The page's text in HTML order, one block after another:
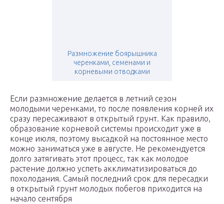
Размножение боярышника
черенками, семенами и
корневыми отводками
Если размножение делается в летний сезон
молодыми черенками, то после появления корней их
сразу пересаживают в открытый грунт. Как правило,
образование корневой системы происходит уже в
конце июля, поэтому высадкой на постоянное место
можно заниматься уже в августе. Не рекомендуется
долго затягивать этот процесс, так как молодое
растение должно успеть акклиматизироваться до
похолодания. Самый последний срок для пересадки
в открытый грунт молодых побегов приходится на
начало сентября